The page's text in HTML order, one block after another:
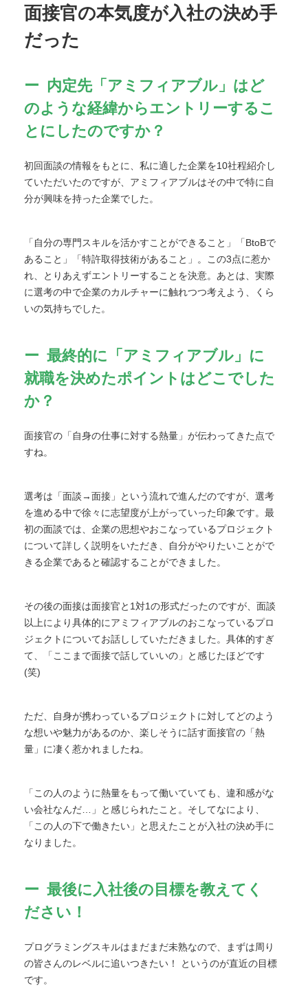
面接官の本気度が入社の決め手
だった
内定先「アミフィアブル」はど
のような経緯からエントリーするこ
とにしたのですか？
初回面談の情報をもとに、私に適した企業を10社程紹介し
ていただいたのですが、アミフィアブルはその中で特に自
分が興味を持った企業でした。
「自分の専門スキルを活かすことができること」「BtoBで
あること」「特許取得技術があること」。この3点に惹か
れ、とりあえずエントリーすることを決意。あとは、実際
に選考の中で企業のカルチャーに触れつつ考えよう、くら
いの気持ちでした。
最終的に「アミフィアブル」に
就職を決めたポイントはどこでした
か？
面接官の「自身の仕事に対する熱量」が伝わってきた点で
すね。
選考は「面談→面接」という流れで進んだのですが、選考
を進める中で徐々に志望度が上がっていった印象です。最
初の面談では、企業の思想やおこなっているプロジェクト
について詳しく説明をいただき、自分がやりたいことがで
きる企業であると確認することができました。
その後の面接は面接官と1対1の形式だったのですが、面談
以上により具体的にアミフィアブルのおこなっているプロ
ジェクトについてお話ししていただきました。具体的すぎ
て、「ここまで面接で話していいの」と感じたほどです
(笑)
ただ、自身が携わっているプロジェクトに対してどのよう
な想いや魅力があるのか、楽しそうに話す面接官の「熱
量」に凄く惹かれましたね。
「この人のように熱量をもって働いていても、違和感がな
い会社なんだ…」と感じられたこと。そしてなにより、
「この人の下で働きたい」と思えたことが入社の決め手に
なりました。
最後に入社後の目標を教えてく
ださい！
プログラミングスキルはまだまだ未熟なので、まずは周り
の皆さんのレベルに追いつきたい！ というのが直近の目標
です。